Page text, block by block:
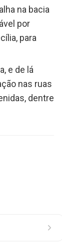
na bacia
por
para
e de lá
nas ruas
dentre